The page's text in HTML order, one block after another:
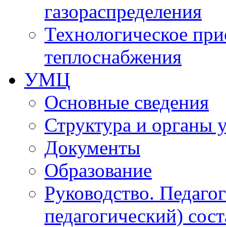
газораспределения
Технологическое
теплоснабжения
УМЦ
Основные сведения
Структура и органы
Документы
Образование
Руководство.
педагогический)